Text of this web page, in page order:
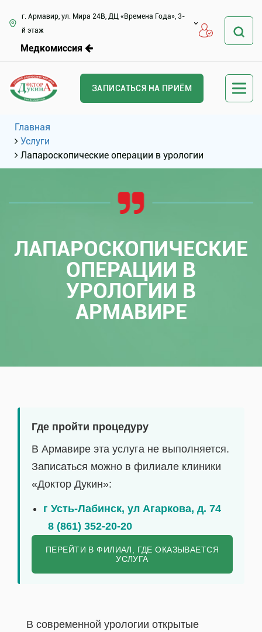
г. Армавир, ул. Мира 24В, ДЦ «Времена Года», 3-
й этаж
Медкомиссия
ЗАПИСАТЬСЯ НА ПРИЁМ
Главная
Услуги
Лапароскопические операции в урологии
ЛАПАРОСКОПИЧЕСКИЕ
ОПЕРАЦИИ В
УРОЛОГИИ В
АРМАВИРЕ
Где пройти процедуру
В Армавире эта услуга не выполняется.
Записаться можно в филиале клиники
«Доктор Дукин»:
г Усть-Лабинск, ул Агаркова, д. 74
8 (861) 352-20-20
ПЕРЕЙТИ В ФИЛИАЛ, ГДЕ ОКАЗЫВАЕТСЯ
УСЛУГА
В современной урологии открытые